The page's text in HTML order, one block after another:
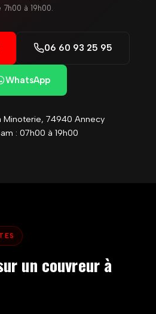
7h00 à 19h00.
06 60 93 25 95
WhatsApp
Minoterie, 74940 Annecy
: 07h00 à 19h00
un couvreur à